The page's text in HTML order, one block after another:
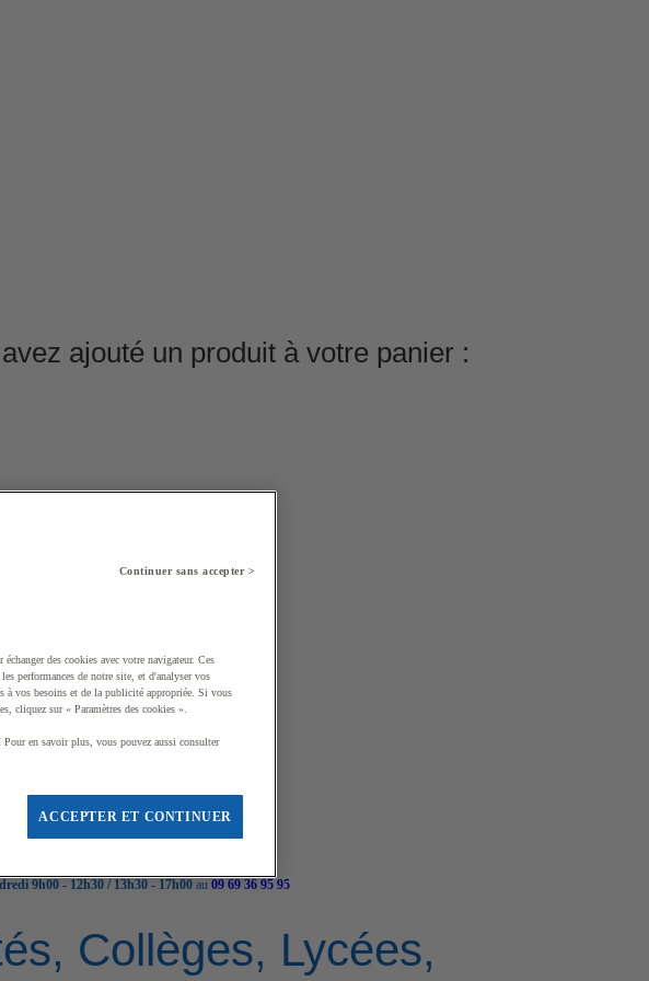
ajouté un produit à votre panier :
9h00 - 12h30 / 13h30 - 17h00 au 09 69 36 95 95
Collèges, Lycées,
Continuer sans accepter >
des cookies avec votre navigateur. Ces
performances de notre site, et d'analyser vos
à vos besoins et de la publicité appropriée. Si vous
cliquez sur « Paramètres des cookies ».
en savoir plus, vous pouvez aussi consulter
ACCEPTER ET CONTINUER